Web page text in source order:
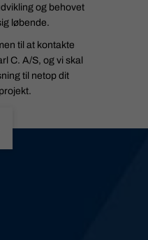
og behovet
løbende.
til at kontakte
C. A/S, og vi skal
til netop dit